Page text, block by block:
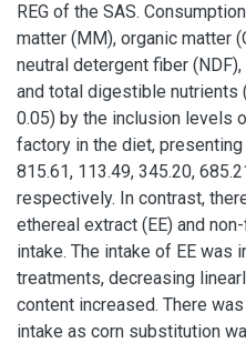
REG of the SAS.
matter (MM), organic matter
neutral detergent fiber
and total digestible nutrients
0.05) by the inclusion levels
factory in the diet,
815.61, 113.49, 345.20,
respectively. In contrast,
ethereal extract (EE) and
intake. The intake of EE was
treatments, decreasing
content increased. There
intake as corn substitution